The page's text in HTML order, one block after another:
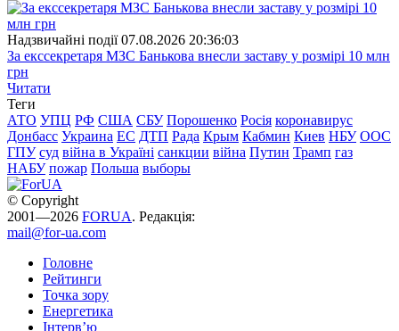
Надзвичайні події 07.08.2026 20:36:03
За екссекретаря МЗС Банькова внесли заставу у розмірі 10 млн
грн
Читати
Теги
АТО УПЦ РФ США СБУ Порошенко Росія коронавирус
Донбасс Украина ЕС ДТП Рада Крым Кабмин Киев НБУ ООС
ГПУ суд війна в Україні санкции війна Путин Трамп газ
НАБУ пожар Польша выборы
© Copyright
2001—2026 FORUA. Редакція:
mail@for-ua.com
Головне
Рейтинги
Точка зору
Енергетика
Інтерв’ю